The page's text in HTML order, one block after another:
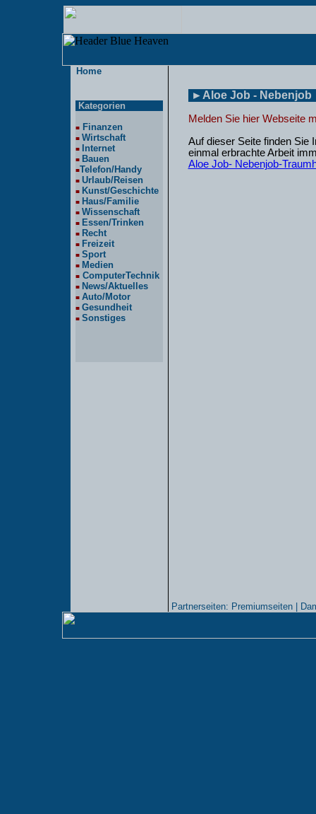
Home
Kategorien
■ Finanzen
■ Wirtschaft
■ Internet
■ Bauen
■Telefon/Handy
■ Urlaub/Reisen
■ Kunst/Geschichte
■ Haus/Familie
■ Wissenschaft
■ Essen/Trinken
■ Recht
■ Freizeit
■ Sport
■ Medien
■ ComputerTechnik
■ News/Aktuelles
■ Auto/Motor
■ Gesundheit
■ Sonstiges
►Aloe Job - Nebenjob
Melden Sie hier Webseite
Auf dieser Seite finden Sie
einmal erbrachte Arbeit
Aloe Job- Nebenjob-
Partnerseiten: Premiumseiten|